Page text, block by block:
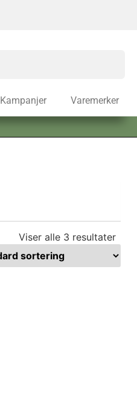
Kampanjer Varemerker
Viser alle 3 resultater